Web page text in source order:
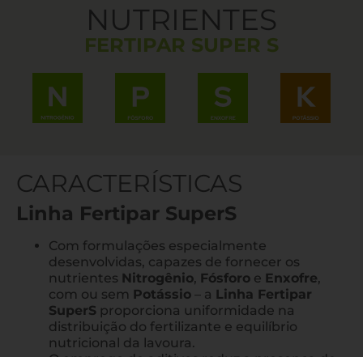
NUTRIENTES
FERTIPAR SUPER S
CARACTERÍSTICAS
Linha Fertipar SuperS
Com formulações especialmente
desenvolvidas, capazes de fornecer os
nutrientes Nitrogênio, Fósforo e Enxofre,
com ou sem Potássio – a Linha Fertipar
SuperS proporciona uniformidade na
distribuição do fertilizante e equilíbrio
nutricional da lavoura.